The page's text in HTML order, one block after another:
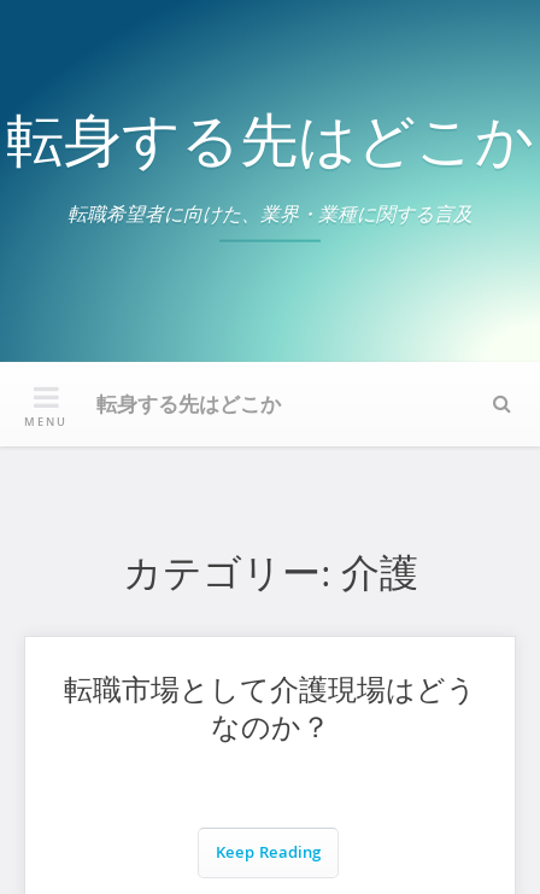
転身する先はどこか
転職希望者に向けた、業界・業種に関する言及
転身する先はどこか
MENU
カテゴリー: 介護
転職市場として介護現場はどう
なのか？
Keep Reading